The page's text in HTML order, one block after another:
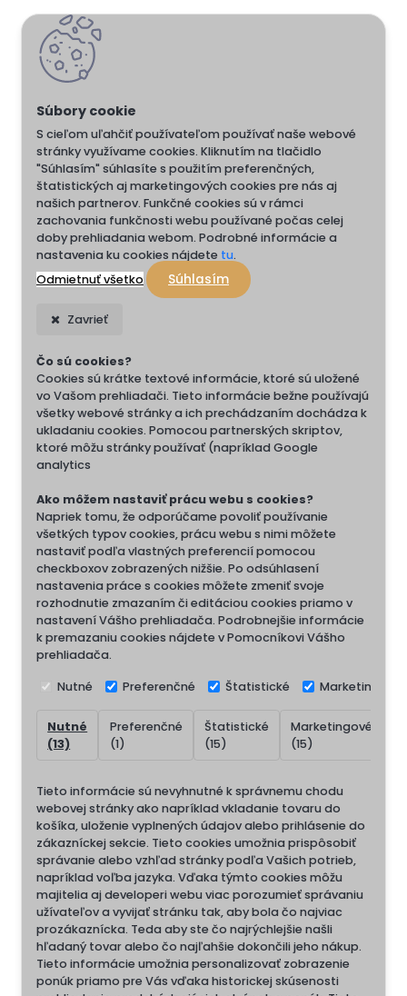
S cieľom uľahčiť používateľom používať naše webové
stránky využívame cookies. Kliknutím na tlačidlo
"Súhlasím" súhlasíte s použitím preferenčných,
štatistických aj marketingových cookies pre nás aj
našich partnerov. Funkčné cookies sú v rámci
zachovania funkčnosti webu používané počas celej
doby prehliadania webom. Podrobné informácie a
nastavenia ku cookies nájdete tu.
Odmietnuť všetko
Súhlasím
Zavrieť
Čo sú cookies?
Cookies sú krátke textové informácie, ktoré sú uložené
vo Vašom prehliadači. Tieto informácie bežne používajú
všetky webové stránky a ich prechádzaním dochádza k
ukladaniu cookies. Pomocou partnerských skriptov,
ktoré môžu stránky používať (napríklad Google
analytics
Ako môžem nastaviť prácu webu s cookies?
Napriek tomu, že odporúčame povoliť používanie
všetkých typov cookies, prácu webu s nimi môžete
nastaviť podľa vlastných preferencií pomocou
checkboxov zobrazených nižšie. Po odsúhlasení
nastavenia práce s cookies môžete zmeniť svoje
rozhodnutie zmazaním či editáciou cookies priamo v
nastavení Vášho prehliadača. Podrobnejšie informácie
k premazaniu cookies nájdete v Pomocníkovi Vášho
prehliadača.
Nutné Preferenčné Štatistické Marketingové
Nutné
(13)
Preferenčné
(1)
Štatistické
(15)
Marketingové
(15)
Tieto informácie sú nevyhnutné k správnemu chodu
webovej stránky ako napríklad vkladanie tovaru do
košíka, uloženie vyplnených údajov alebo prihlásenie do
zákazníckej sekcie. Tieto cookies umožnia prispôsobiť
správanie alebo vzhľad stránky podľa Vašich potrieb,
napríklad voľba jazyka. Vďaka týmto cookies môžu
majitelia aj developeri webu viac porozumieť správaniu
užívateľov a vyvijať stránku tak, aby bola čo najviac
prozákaznícka. Teda aby ste čo najrýchlejšie našli
hľadaný tovar alebo čo najľahšie dokončili jeho nákup.
Tieto informácie umožnia personalizovať zobrazenie
ponúk priamo pre Vás vďaka historickej skúsenosti